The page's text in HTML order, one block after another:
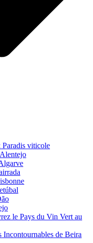
viticole
le Pays du Vin Vert au
de Beira